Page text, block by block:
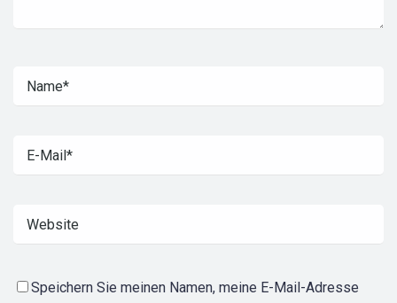
Speichern Sie meinen Namen, meine E-Mail-Adresse